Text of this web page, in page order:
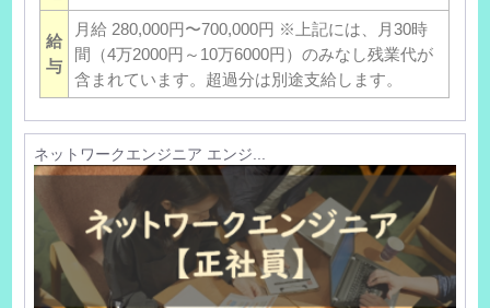
給
与
月給 280,000円〜700,000円 ※上記には、月30時
間（4万2000円～10万6000円）のみなし残業代が
含まれています。超過分は別途支給します。
ネットワークエンジニア エンジ...